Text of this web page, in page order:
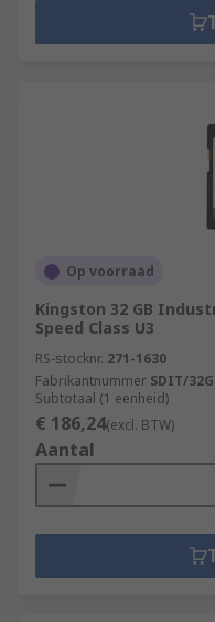
Op voorraad
Kingston 32 GB
Speed Class U3
RS-stocknr. 271-1630
Fabrikantnummer SDIT/
Subtotaal (1 eenheid)
€ 186,24(excl. BTW)
Aantal